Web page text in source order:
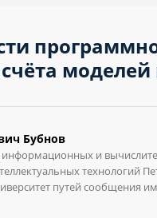
Бубнов
и
технологий
путей сообщения